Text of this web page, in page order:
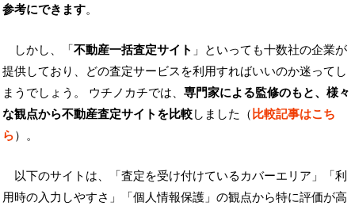
参考にできます。
しかし、「不動産一括査定サイト 」といっても十数社の企業が
提供しており、どの査定サービスを利用すればいいのか迷ってし
まうでしょう。 ウチノカチでは、 専門家による監修のもと、様々
な観点から不動産査定サイトを比較しました（比較記事はこち
ら）。
以下のサイトは、「査定を受け付けているカバーエリア」「利
用時の入力しやすさ」「個人情報保護」の観点から特に評価が高